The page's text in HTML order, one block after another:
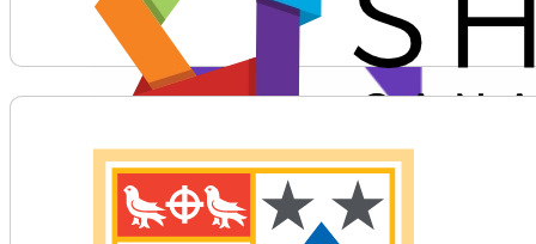
Voir plus d'informations sur SHAD Canada